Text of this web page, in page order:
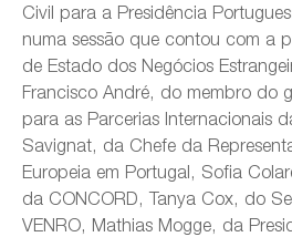
Civil para a Presidência
numa sessão que contou com a
de Estado dos Negócios
Francisco André, do membro do
para as Parcerias Internacionais
Savignat, da Chefe da
Europeia em Portugal, Sofia
da CONCORD, Tanya Cox, do
VENRO, Mathias Mogge, da